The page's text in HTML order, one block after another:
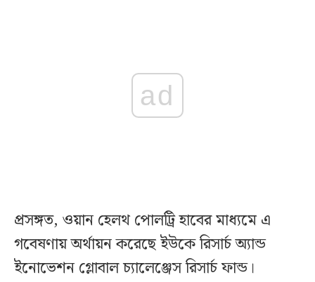
ad
প্রসঙ্গত, ওয়ান হেলথ পোলট্রি হাবের মাধ্যমে এ
গবেষণায় অর্থায়ন করেছে ইউকে রিসার্চ অ্যান্ড
ইনোভেশন গ্লোবাল চ্যালেঞ্জেস রিসার্চ ফান্ড।